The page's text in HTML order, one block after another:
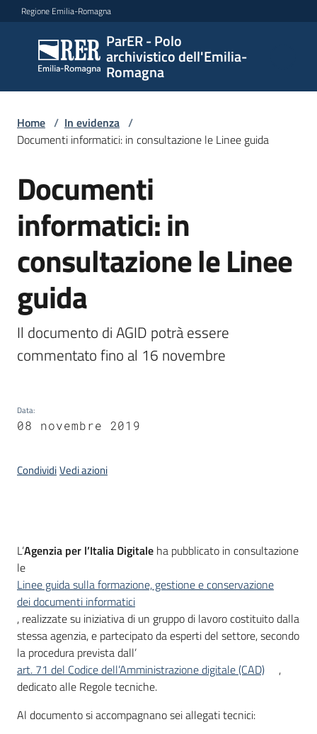
Vai al contenuto
Vai alla navigazione
Vai al footer
Regione Emilia-Romagna
ParER - Polo
archivistico dell'Emilia-
Romagna
ParER -
Polo
archivistico
Romagna
Polo
archivistico
Archivio
storico
Conservazione
Contatti
su
Home / In evidenza /
Documenti informatici: in consultazione le Linee guida
Salta al contenuto
Documenti
informatici: in
consultazione le Linee
guida
Il documento di AGID potrà essere
commentato fino al 16 novembre
Data:
08 novembre 2019
CondividiVedi azioni
Introduzione
L’Agenzia per l’Italia Digitale ha pubblicato in consultazione
le
Linee guida sulla formazione, gestione e conservazione
dei documenti informatici
, realizzate su iniziativa di un gruppo di lavoro costituito dalla
stessa agenzia, e partecipato da esperti del settore, secondo
la procedura prevista dall’
art. 71 del Codice dell’Amministrazione digitale (CAD)
,
dedicato alle Regole tecniche.
Al documento si accompagnano sei allegati tecnici: